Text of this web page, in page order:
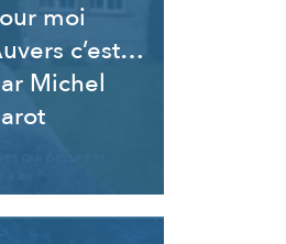
moi
c’est…
Michel